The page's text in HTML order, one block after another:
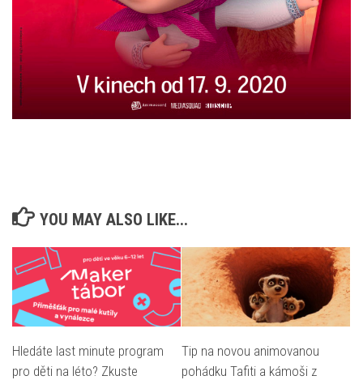
YOU MAY ALSO LIKE...
Hledáte last minute program
pro děti na léto? Zkuste
Tip na novou animovanou
pohádku Tafiti a kámoši z